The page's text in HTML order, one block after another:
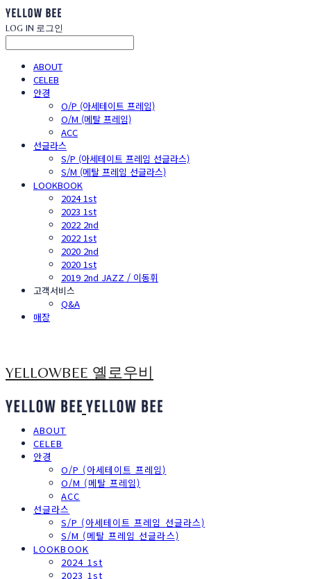
LOG IN 로그인
ABOUT
CELEB
안경
O/P (아세테이트 프레임)
O/M (메탈 프레임)
ACC
선글라스
S/P (아세테이트 프레임 선글라스)
S/M (메탈 프레임 선글라스)
LOOKBOOK
2024 1st
2023 1st
2022 2nd
2022 1st
2020 2nd
2020 1st
2019 2nd JAZZ / 이동휘
고객서비스
Q&A
매장
YELLOWBEE 옐로우비
ABOUT
CELEB
안경
O/P (아세테이트 프레임)
O/M (메탈 프레임)
ACC
선글라스
S/P (아세테이트 프레임 선글라스)
S/M (메탈 프레임 선글라스)
LOOKBOOK
2024 1st
2023 1st